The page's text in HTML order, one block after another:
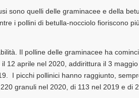
sono quelli delle graminacee e della
i pollini di betulla-nocciolo fioriscono
Il polline delle graminacee ha
12 aprile nel 2020, addirittura il 3
I picchi pollinici hanno raggiunto,
granuli nel 2020, di 113 nel 2019 e di